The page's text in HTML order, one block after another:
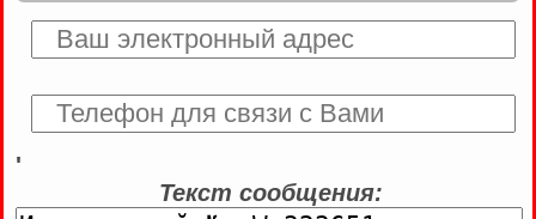
'
Текст сообщения: